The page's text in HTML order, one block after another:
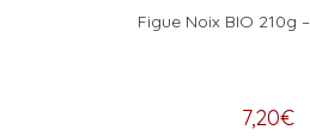
Figue Noix BIO 210g
7,20€